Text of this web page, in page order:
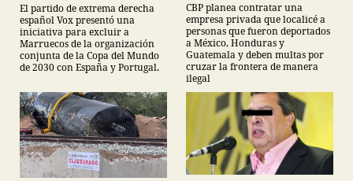
El partido de extrema derecha
español Vox presentó una
iniciativa para excluir a
Marruecos de la organización
conjunta de la Copa del Mundo
de 2030 con España y Portugal.
CBP planea contratar una
empresa privada que localicé a
personas que fueron deportados
a México, Honduras y
Guatemala y deben multas por
cruzar la frontera de manera
ilegal